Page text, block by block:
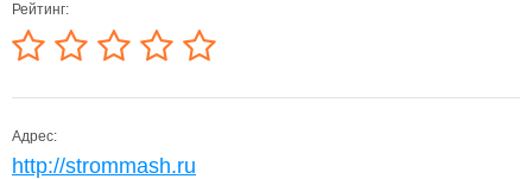
Рейтинг:
Адрес:
http://strommash.ru